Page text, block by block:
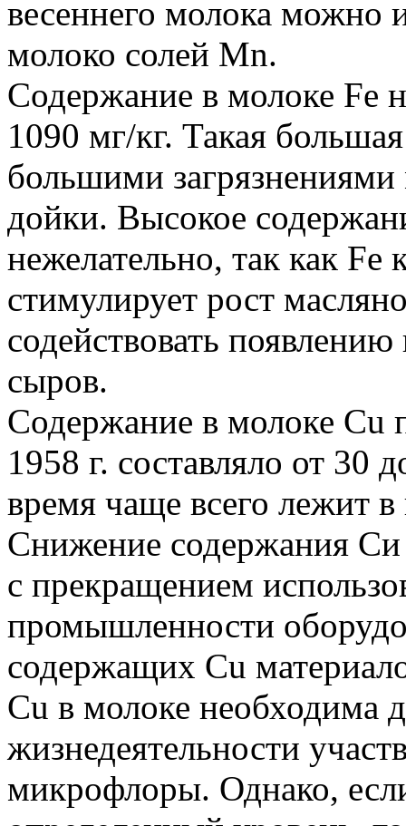
весеннего молока можно
молоко солей Мn.
Содержание в молоке Fе
1090 мг/кг. Такая
большими
дойки. Высокое
нежелательно, так как Fе
стимулирует рост
содействовать
сыров.
Содержание в молоке Сu
1958 г. составляло от 30
время чаще всего лежит
Снижение содержания Си
с прекращением
промышленности
содержащих Сu
Сu в молоке необходима
жизнедеятельности
микрофлоры. Однако,